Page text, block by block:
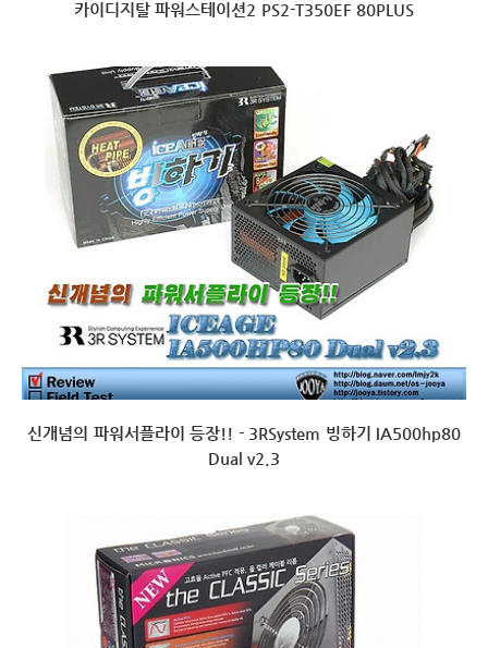
카이디지탈 파워스테이션2 PS2-T350EF 80PLUS
신개념의 파워서플라이 등장!! - 3RSystem 빙하기 IA500hp80
Dual v2.3